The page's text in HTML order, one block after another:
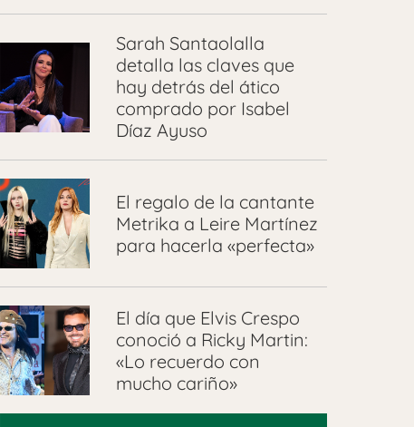
Sarah Santaolalla
detalla las claves que
hay detrás del ático
comprado por Isabel
Díaz Ayuso
El regalo de la cantante
Metrika a Leire Martínez
para hacerla «perfecta»
El día que Elvis Crespo
conoció a Ricky Martin:
«Lo recuerdo con
mucho cariño»